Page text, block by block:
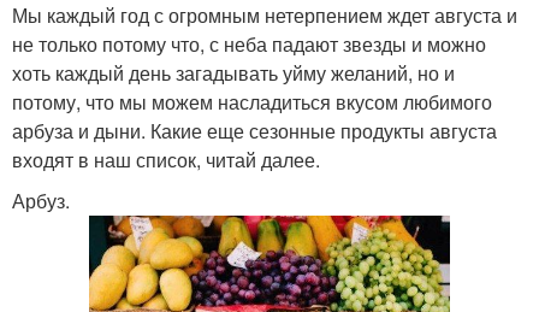
Мы каждый год с огромным нетерпением ждет августа и
не только потому что, с неба падают звезды и можно
хоть каждый день загадывать уйму желаний, но и
потому, что мы можем насладиться вкусом любимого
арбуза и дыни. Какие еще сезонные продукты августа
входят в наш список, читай далее.
Арбуз.